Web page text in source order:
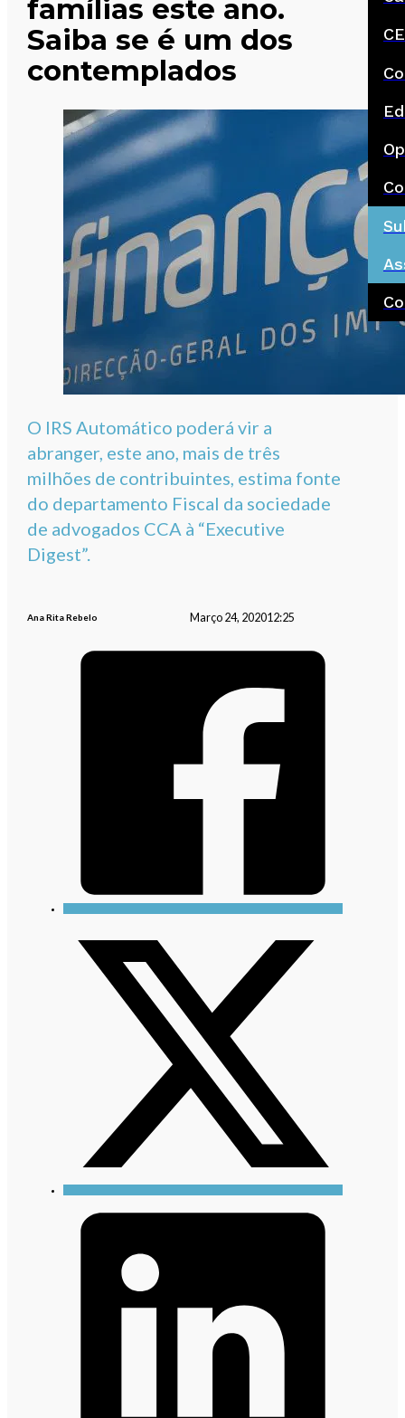
famílias este ano.
Saiba se é um dos
contemplados
O IRS Automático poderá vir a
abranger, este ano, mais de três
milhões de contribuintes, estima fonte
do departamento Fiscal da sociedade
de advogados CCA à “Executive
Digest”.
Ana Rita Rebelo Março 24, 202012:25